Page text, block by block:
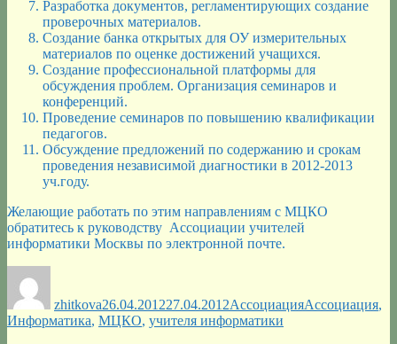
Разработка документов, регламентирующих создание
проверочных материалов.
Создание банка открытых для ОУ измерительных
материалов по оценке достижений учащихся.
Создание профессиональной платформы для
обсуждения проблем. Организация семинаров и
конференций.
Проведение семинаров по повышению квалификации
педагогов.
Обсуждение предложений по содержанию и срокам
проведения независимой диагностики в 2012-2013
уч.году.
Желающие работать по этим направлениям с МЦКО
обратитесь к руководству Ассоциации учителей
информатики Москвы по электронной почте.
zhitkova26.04.201227.04.2012АссоциацияАссоциация,
Информатика, МЦКО, учителя информатики